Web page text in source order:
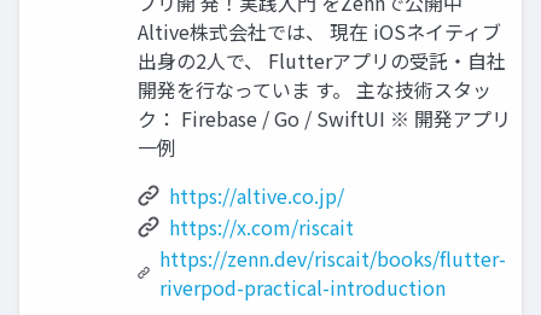
Altive株式会社では、 現在 iOSネイティブ
出身の2人で、 Flutterアプリの受託・自社
開発を行なっていま す。 主な技術スタッ
ク： Firebase / Go / SwiftUI ※ 開発アプリ
一例
https://altive.co.jp/
https://x.com/riscait
https://zenn.dev/riscait/books/flutter-
riverpod-practical-introduction